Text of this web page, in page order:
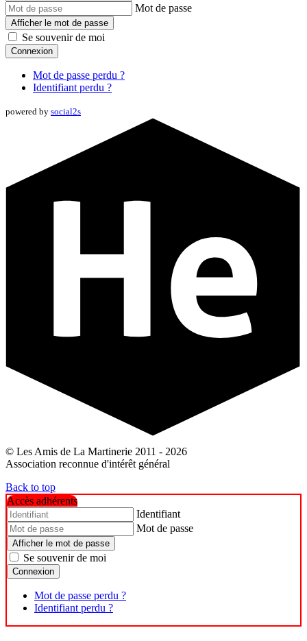
Mot de passe
Afficher le mot de passe
Se souvenir de moi
Connexion
Mot de passe perdu ?
Identifiant perdu ?
powered by social2s
© Les Amis de La Martinerie 2011 - 2026
Association reconnue d'intérêt général
Back to top
Accès adhérents
Identifiant
Mot de passe
Afficher le mot de passe
Se souvenir de moi
Connexion
Mot de passe perdu ?
Identifiant perdu ?